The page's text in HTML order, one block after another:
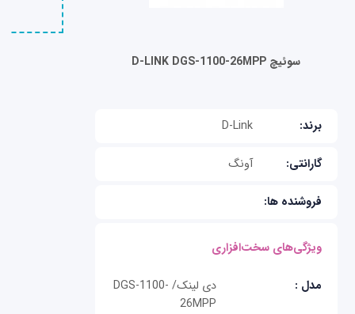
سوئیچ D-LINK DGS-1100-26MPP
برند: D-Link
گارانتی: آونگ
فروشنده ها:
ویژگی‌های سخت‌افزاری
مدل :
دی لینک/ DGS-1100-
26MPP